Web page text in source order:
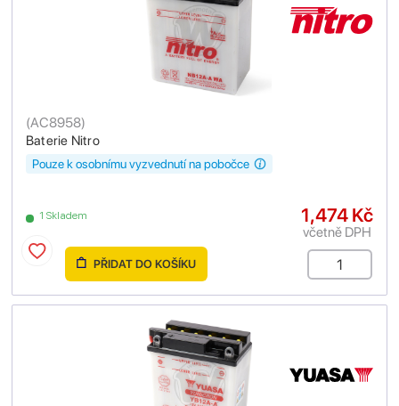
Baterie Nitro
(AC8958)
1 Skladem
Pouze k osobnímu vyzvednutí na pobočce
1,474 Kč
včetně DPH
PŘIDAT DO KOŠÍKU